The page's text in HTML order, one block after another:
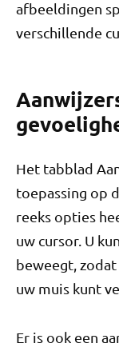
afbeeldingen
verschillende
Het tabblad
toepassing op
reeks opties
uw cursor. U
beweegt,
uw muis kunt
Er is ook een